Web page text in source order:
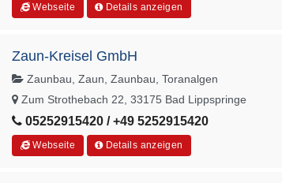
Webseite Details anzeigen
Zaun-Kreisel GmbH
Zaunbau, Zaun, Zaunbau, Toranalgen
Zum Strothebach 22, 33175 Bad Lippspringe
05252915420 / +49 5252915420
Webseite Details anzeigen